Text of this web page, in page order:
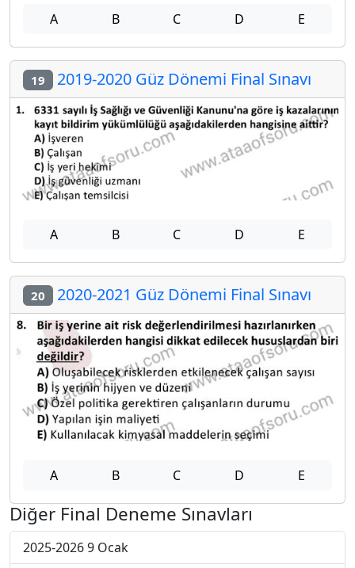
A B C D E
19 2019-2020 Güz Dönemi Final Sınavı
A B C D E
20 2020-2021 Güz Dönemi Final Sınavı
A B C D E
Diğer Final Deneme Sınavları
2025-2026 9 Ocak